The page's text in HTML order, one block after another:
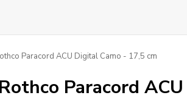
Paracord ACU Digital Camo - 17,5 cm
Paracord